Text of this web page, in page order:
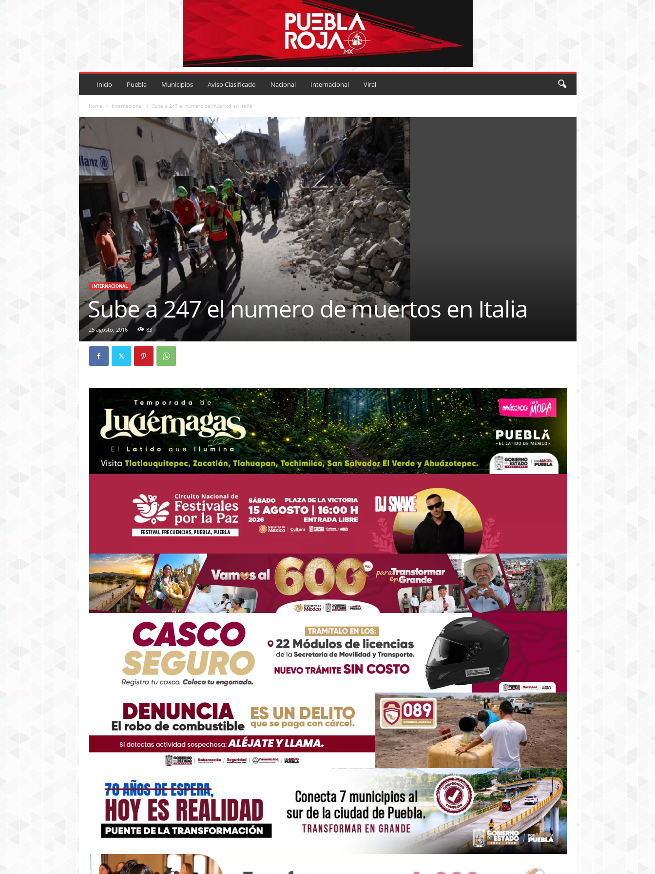
P
A
R
O
J
A
.
M
Inicio Puebla Municipios Aviso Clasificado Nacional Internacional Viral
Home Internacional Sube a 247 el numero de muertos en Italia
INTERNACIONAL
Sube a 247 el numero de muertos en Italia
25 agosto, 2016 83